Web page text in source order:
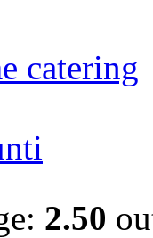
catering
2.50